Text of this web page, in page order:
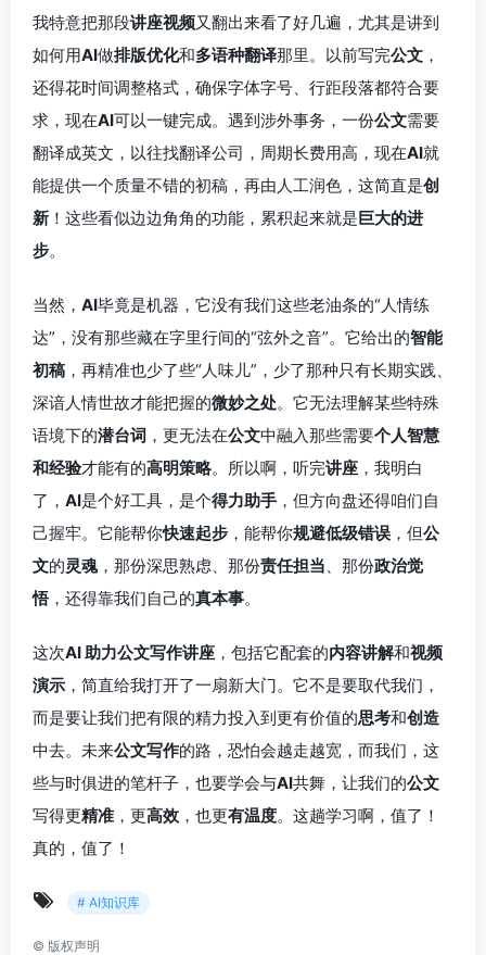
我特意把那段讲座视频又翻出来看了好几遍，尤其是讲到
如何用AI做排版优化和多语种翻译那里。以前写完公文 ，
还得花时间调整格式，确保字体字号、行距段落都符合要
求，现在AI可以一键完成。遇到涉外事务，一份公文需要
翻译成英文，以往找翻译公司，周期长费用高，现在AI就
能提供一个质量不错的初稿，再由人工润色，这简直是创
新 ！这些看似边边角角的功能，累积起来就是巨大的进
步。
当然， AI毕竟是机器，它没有我们这些老油条的“人情练
达”，没有那些藏在字里行间的“弦外之音”。它给出的智能
初稿 ，再精准也少了些“人味儿”，少了那种只有长期实践、
深谙人情世故才能把握的微妙之处。它无法理解某些特殊
语境下的潜台词 ，更无法在公文中融入那些需要个人智慧
和经验才能有的高明策略。所以啊，听完讲座 ，我明白
了， AI是个好工具，是个得力助手 ，但方向盘还得咱们自
己握牢。它能帮你快速起步 ，能帮你规避低级错误 ，但公
文的灵魂，那份深思熟虑、那份责任担当 、那份政治觉
悟，还得靠我们自己的真本事。
这次AI 助力公文写作讲座 ，包括它配套的内容讲解和视频
演示 ，简直给我打开了一扇新大门。它不是要取代我们，
而是要让我们把有限的精力投入到更有价值的思考和创造
中去。未来公文写作的路，恐怕会越走越宽，而我们，这
些与时俱进的笔杆子，也要学会与AI共舞，让我们的公文
写得更精准 ，更高效 ，也更有温度。这趟学习啊，值了！
真的，值了！
# AI知识库
© 版权声明